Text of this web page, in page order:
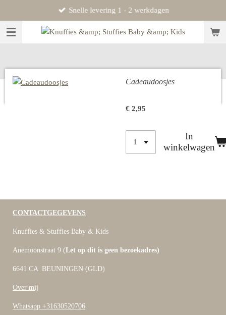
direct
naar
Snelle levering 1 - 2 werkdagen
Cadeaudoosjes
€ 2,95
In
winkelwagen
CONTACTGEGEVENS
Knuffies & Stuffies Baby & Kids
Anemoonstraat 9 (Let op dit is geen bezoekadres)
6641 CA BEUNINGEN (GLD)
Over mij
Whatsapp +31630520706